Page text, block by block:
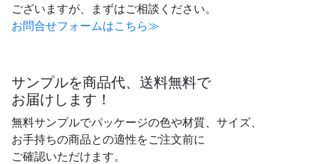
ございますが、まずはご相談ください。
お問合せフォームはこちら≫
サンプルを商品代、送料無料で
お届けします！
無料サンプルでパッケージの色や材質、サイズ、
お手持ちの商品との適性をご注文前に
ご確認いただけます。